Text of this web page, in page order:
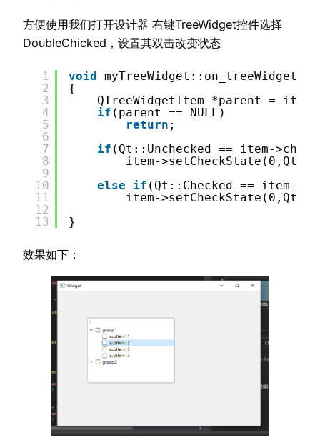
方便使用我们打开设计器 右键TreeWidget控件选择
DoubleChicked，设置其双击改变状态
1
2
3
4
5
6
7
8
9
10
11
12
13
void
{
QTreeWidgetItem *parent =
if (parent == NULL)
return ;
if (Qt::Unchecked == item-
item-
else
if (Qt::Checked == item-
item-
}
效果如下：